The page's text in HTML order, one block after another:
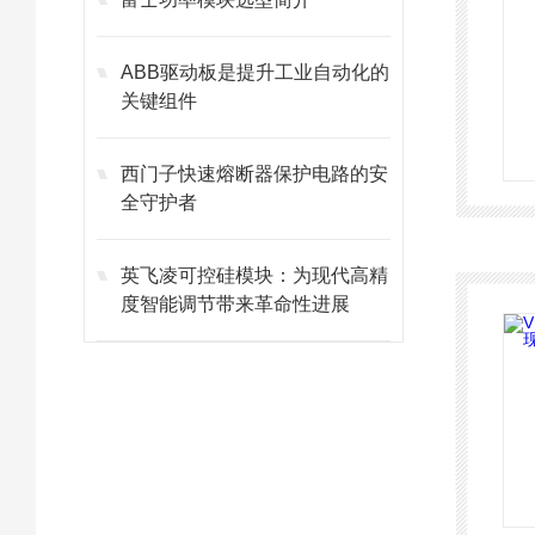
ABB驱动板是提升工业自动化的
关键组件
西门子快速熔断器保护电路的安
全守护者
英飞凌可控硅模块：为现代高精
度智能调节带来革命性进展